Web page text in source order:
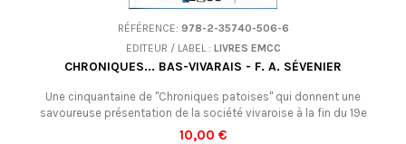
RÉFÉRENCE: 978-2-35740-506-6
EDITEUR / LABEL : LIVRES EMCC
CHRONIQUES... BAS-VIVARAIS - F. A. SÉVENIER
Une cinquantaine de "Chroniques patoises" qui donnent une
savoureuse présentation de la société vivaroise à la fin du 19e
siècle.Edition bilingue occitan (graphie mistralienne)-français.
10,00 €